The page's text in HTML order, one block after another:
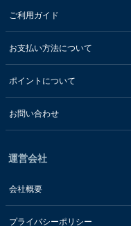
ご利用ガイド
お支払い方法について
ポイントについて
お問い合わせ
運営会社
会社概要
プライバシーポリシー